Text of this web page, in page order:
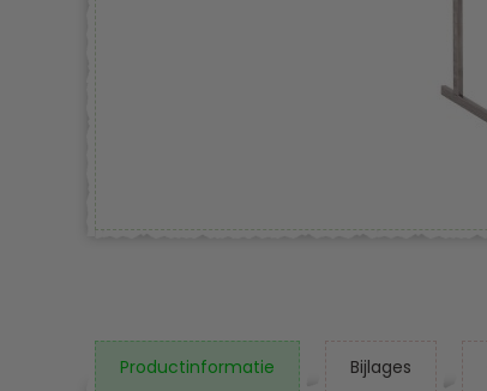
Productinformatie Bijlages